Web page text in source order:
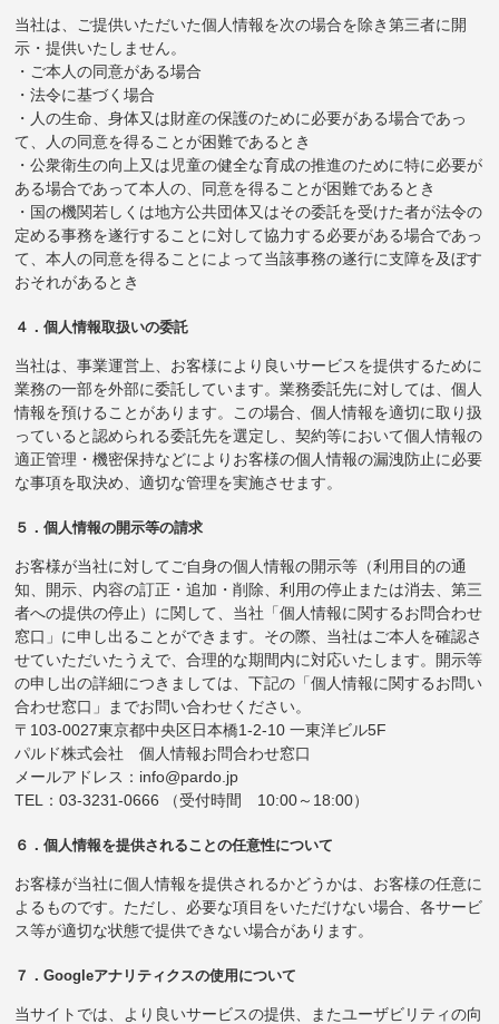
当社は、ご提供いただいた個人情報を次の場合を除き第三者に開
示・提供いたしません。
・ご本人の同意がある場合
・法令に基づく場合
・人の生命、身体又は財産の保護のために必要がある場合であっ
て、人の同意を得ることが困難であるとき
・公衆衛生の向上又は児童の健全な育成の推進のために特に必要が
ある場合であって本人の、同意を得ることが困難であるとき
・国の機関若しくは地方公共団体又はその委託を受けた者が法令の
定める事務を遂行することに対して協力する必要がある場合であっ
て、本人の同意を得ることによって当該事務の遂行に支障を及ぼす
おそれがあるとき
４．個人情報取扱いの委託
当社は、事業運営上、お客様により良いサービスを提供するために
業務の一部を外部に委託しています。業務委託先に対しては、個人
情報を預けることがあります。この場合、個人情報を適切に取り扱
っていると認められる委託先を選定し、契約等において個人情報の
適正管理・機密保持などによりお客様の個人情報の漏洩防止に必要
な事項を取決め、適切な管理を実施させます。
５．個人情報の開示等の請求
お客様が当社に対してご自身の個人情報の開示等（利用目的の通
知、開示、内容の訂正・追加・削除、利用の停止または消去、第三
者への提供の停止）に関して、当社「個人情報に関するお問合わせ
窓口」に申し出ることができます。その際、当社はご本人を確認さ
せていただいたうえで、合理的な期間内に対応いたします。開示等
の申し出の詳細につきましては、下記の「個人情報に関するお問い
合わせ窓口」までお問い合わせください。
〒103-0027東京都中央区日本橋1-2-10 一東洋ビル5F
パルド株式会社 個人情報お問合わせ窓口
メールアドレス：info@pardo.jp
TEL：03-3231-0666 （受付時間 10:00～18:00）
６．個人情報を提供されることの任意性について
お客様が当社に個人情報を提供されるかどうかは、お客様の任意に
よるものです。ただし、必要な項目をいただけない場合、各サービ
ス等が適切な状態で提供できない場合があります。
７．Googleアナリティクスの使用について
当サイトでは、より良いサービスの提供、またユーザビリティの向